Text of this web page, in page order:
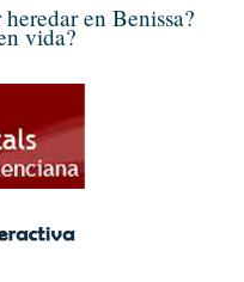
en Benissa?
vida?